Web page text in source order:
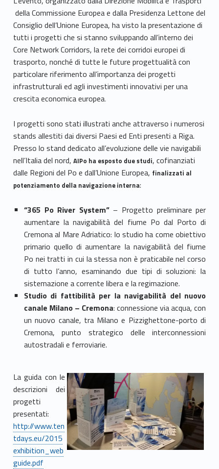
della Commissione Europea e dalla Presidenza Lettone del
Consiglio dell’Unione Europea, ha visto la presentazione di
tutti i progetti che si stanno sviluppando all’interno dei
Core Network Corridors, la rete dei corridoi europei di
trasporto, nonché di tutte le future progettualità con
particolare riferimento all’importanza dei progetti
infrastrutturali ed agli investimenti innovativi per una
crescita economica europea.
I progetti sono stati illustrati anche attraverso i numerosi
stands allestiti dai diversi Paesi ed Enti presenti a Riga.
Presso lo stand dedicato all’evoluzione delle vie navigabili
nell’Italia del nord, AIPo ha esposto due studi, cofinanziati
dalle Regioni del Po e dall’Unione Europea, finalizzati al
potenziamento della navigazione interna:
“365 Po River System”– Progetto preliminare per
aumentare la navigabilità del fiume Po dal Porto di
Cremona al Mare Adriatico: lo studio ha come obiettivo
primario quello di aumentare la navigabilità del fiume
Po nei tratti in cui la stessa non è praticabile nel corso
di tutto l’anno, esaminando due tipi di soluzioni: la
sistemazione a corrente libera e la regimazione.
Studio di fattibilità per la navigabilità del nuovo
canale Milano – Cremona: connessione via acqua, con
un nuovo canale, tra Milano e Pizzighettone-porto di
Cremona, punto strategico delle interconnessioni
autostradali e ferroviarie.
La guida con le
descrizioni dei
progetti
presentati:
http://www.ten
tdays.eu/2015
exhibition_web
guide.pdf